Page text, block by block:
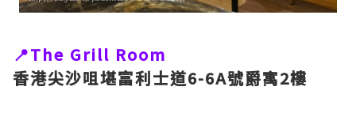
📍The Grill Room
香港尖沙咀堪富利士道6-6A號爵寓2樓